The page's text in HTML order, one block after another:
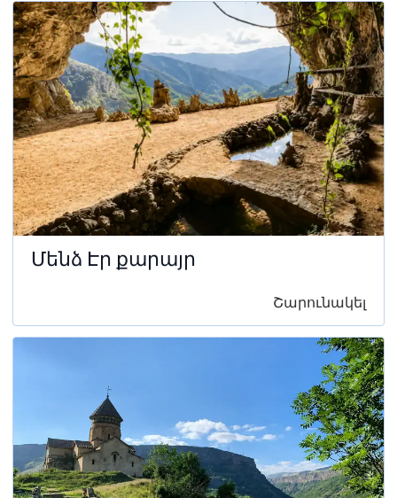
Մենձ Էր քարայր
Շարունակել